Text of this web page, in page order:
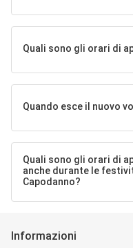
Quali sono gli orari di
Quando esce il nuovo
Quali sono gli orari di
anche durante le
Capodanno?
Informazioni